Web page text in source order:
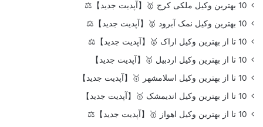
10 بهترین وکیل ملکی کرج 🥇【آپدیت جدید】⚖️
10 بهترین وکیل نمک آبرود 🥇【آپدیت جدید】⚖️
10 تا از بهترین وکیل اراک 🥇【آپدیت جدید】⚖️
10 تا از بهترین وکیل اردبیل 🥇【آپدیت جدید】
10 تا از بهترین وکیل اسلامشهر 🥇【آپدیت جدید】
10 تا از بهترین وکیل اندیمشک 🥇【آپدیت جدید】
10 تا از بهترین وکیل اهواز 🥇【آپدیت جدید】⚖️